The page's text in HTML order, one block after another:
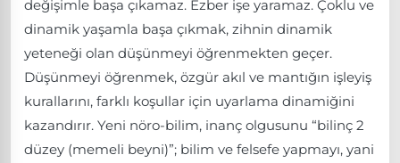
değişimle başa çıkamaz. Ezber işe yaramaz. Çoklu ve
dinamik yaşamla başa çıkmak, zihnin dinamik
yeteneği olan düşünmeyi öğrenmekten geçer.
Düşünmeyi öğrenmek, özgür akıl ve mantığın işleyiş
kurallarını, farklı koşullar için uyarlama dinamiğini
kazandırır. Yeni nöro-bilim, inanç olgusunu “bilinç 2
düzey (memeli beyni)”; bilim ve felsefe yapmayı, yani